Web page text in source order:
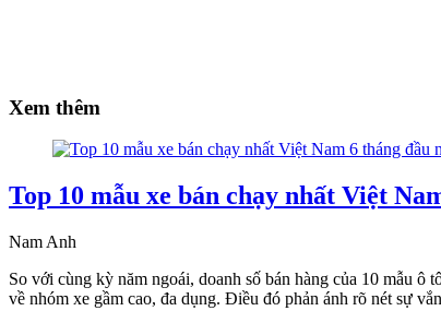
Xem thêm
Top 10 mẫu xe bán chạy nhất Việt
Nam Anh
So với cùng kỳ năm ngoái, doanh số bán hàng của 10 mẫu ô
về nhóm xe gầm cao, đa dụng. Điều đó phản ánh rõ nét sự